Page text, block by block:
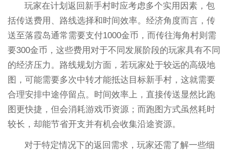
玩家在计划返回新手村时应考虑多个实用因素，包
括传送费用、路线选择和时间效率。经济角度而言，传
送至落霞岛通常需要支付1000金币，而传往海角村则需
要300金币，这些费用对于不同发展阶段的玩家具有不同
的经济压力。路线规划方面，若玩家处于较远的高级地
图，可能需要多次中转才能抵达目标新手村，这就需要
合理安排中途停留点。时间效率上，直接传送显然比跑
图更快捷，但会消耗游戏币资源；而跑图方式虽然耗时
较长，却能节省开支并有机会收集沿途资源。
对于特定情况下的返回需求，玩家还需了解一些细